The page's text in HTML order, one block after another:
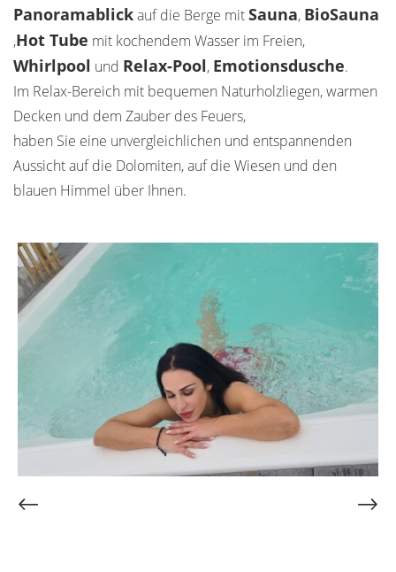
Panoramablickauf die Berge mitSauna, BioSauna
,Hot Tube mit kochendem Wasser im Freien,
Whirlpool und Relax-Pool, Emotionsdusche.
Im Relax-Bereich mit bequemen Naturholzliegen, warmen
Decken und dem Zauber des Feuers,
haben Sie eine unvergleichlichen und entspannenden
Aussicht auf die Dolomiten, auf die Wiesen und den
blauen Himmel über Ihnen.